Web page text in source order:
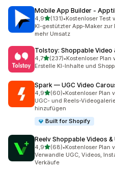
Mobile App Builder ‑
4,9von 5 Sternen
(131)
131 Rezensionen insgesamt
•Kostenloser Test
KI-gestützter App-Maker zur
mehr Umsatz
Tolstoy: Shoppable Video
4,7von 5 Sternen
(237)
237 Rezensionen insgesamt
•Kostenloser Plan
Erstelle KI-Inhalte und
Spark — UGC Video
4,9von 5 Sternen
(60)
60 Rezensionen insgesamt
•Kostenloser Plan
UGC- und Reels-
hinzufügen
Built for Shopify
Reelv Shoppable Videos &
4,9von 5 Sternen
(68)
68 Rezensionen insgesamt
•Kostenloser Plan
Verwandle UGC, Videos,
Verkäufe